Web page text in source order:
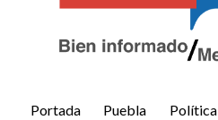
Portada Puebla Política